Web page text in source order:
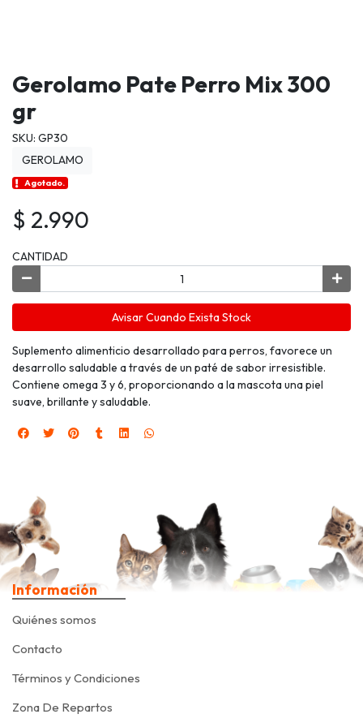
Gerolamo Pate Perro Mix 300
gr
SKU: GP30
GEROLAMO
Agotado.
$ 2.990
CANTIDAD
Avisar Cuando Exista Stock
Suplemento alimenticio desarrollado para perros, favorece un
desarrollo saludable a través de un paté de sabor irresistible.
Contiene omega 3 y 6, proporcionando a la mascota una piel
suave, brillante y saludable.
Información
Quiénes somos
Contacto
Términos y Condiciones
Zona De Repartos